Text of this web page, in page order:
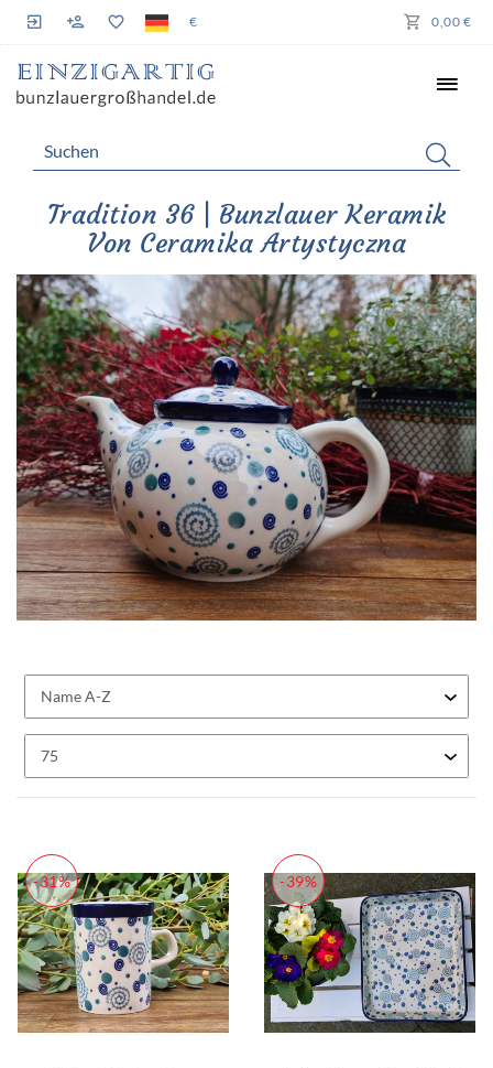
€ 0,00 €
Tradition 36 | Bunzlauer Keramik
Von Ceramika Artystyczna
-31% -39%